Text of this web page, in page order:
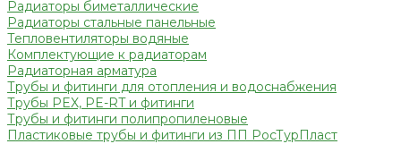
Радиаторы биметаллические
Радиаторы стальные панельные
Тепловентиляторы водяные
Комплектующие к радиаторам
Радиаторная арматура
Трубы и фитинги для отопления и водоснабжения
Трубы PEX, PE-RT и фитинги
Трубы и фитинги полипропиленовые
Пластиковые трубы и фитинги из ПП РосТурПласт